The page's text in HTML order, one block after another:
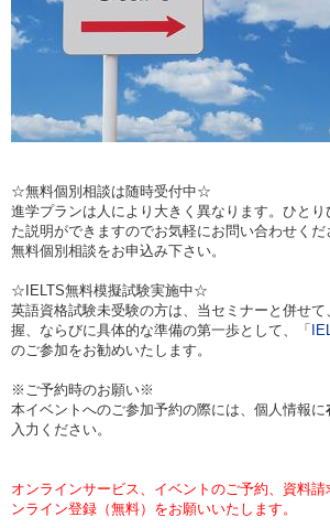
☆無料個別相談は随時受付中☆
進学プランは人により大きく異なります。ひと
た説明ができますのでお気軽にお問い合わせくだ
無料個別相談をお申込み下さい。
☆IELTS無料模擬試験実施中☆
英語資格試験未受験の方は、当セミナーと併せ
握、ならびに具体的な準備の第一歩として、「
のご参加をお勧めいたします。
※ご予約時のお願い※
本イベントへのご参加予約の際には、個人情報に
入力ください。
オンラインサービス、イベントのご予約、資料
ンライン登録（無料）をお願いいたします。